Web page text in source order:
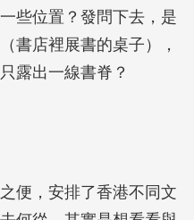
些位置？發問下去，是
書店裡展書的桌子），
露出一線書脊？
便，安排了香港不同文